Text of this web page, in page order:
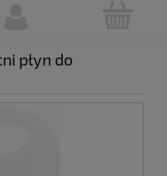
płyn do